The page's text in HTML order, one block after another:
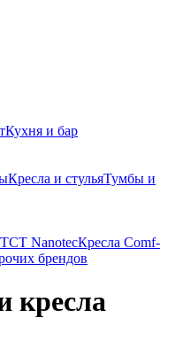
Кухня и бар
Кресла и стульяТумбы и
NanotecКресла Comf-
брендов
кресла